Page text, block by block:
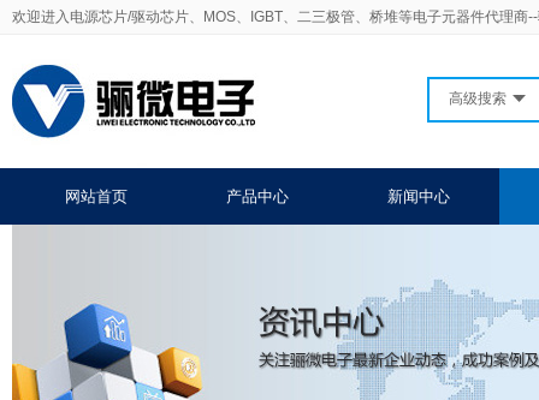
欢迎进入电源芯片/驱动芯片、MOS、IGBT、二三极管、桥堆等电子元器件代理商
高级搜索
网站首页 产品中心 新闻中心